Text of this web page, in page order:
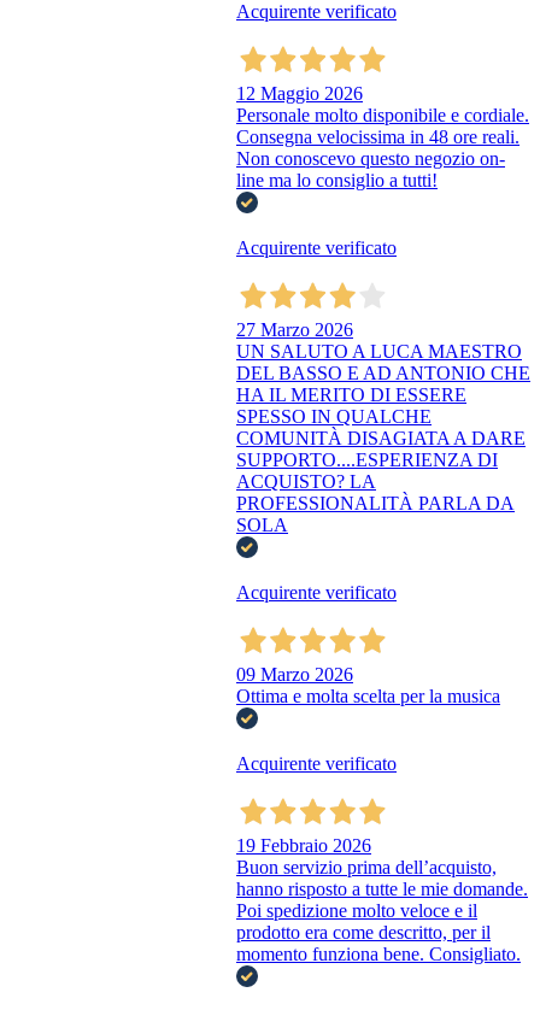
Acquirente verificato
12 Maggio 2026
Personale molto disponibile e cordiale.
Consegna velocissima in 48 ore reali.
Non conoscevo questo negozio on-
line ma lo consiglio a tutti!
Acquirente verificato
27 Marzo 2026
UN SALUTO A LUCA MAESTRO
DEL BASSO E AD ANTONIO CHE
HA IL MERITO DI ESSERE
SPESSO IN QUALCHE
COMUNITÀ DISAGIATA A DARE
SUPPORTO....ESPERIENZA DI
ACQUISTO? LA
PROFESSIONALITÀ PARLA DA
SOLA
Acquirente verificato
09 Marzo 2026
Ottima e molta scelta per la musica
Acquirente verificato
19 Febbraio 2026
Buon servizio prima dell’acquisto,
hanno risposto a tutte le mie domande.
Poi spedizione molto veloce e il
prodotto era come descritto, per il
momento funziona bene. Consigliato.